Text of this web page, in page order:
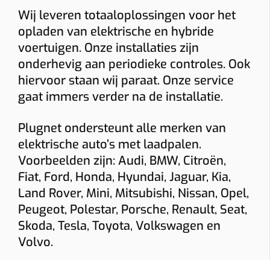
Wij leveren totaaloplossingen voor het
opladen van elektrische en hybride
voertuigen. Onze installaties zijn
onderhevig aan periodieke controles. Ook
hiervoor staan wij paraat. Onze service
gaat immers verder na de installatie.
Plugnet ondersteunt alle merken van
elektrische auto’s met laadpalen.
Voorbeelden zijn: Audi, BMW, Citroën,
Fiat, Ford, Honda, Hyundai, Jaguar, Kia,
Land Rover, Mini, Mitsubishi, Nissan, Opel,
Peugeot, Polestar, Porsche, Renault, Seat,
Skoda, Tesla, Toyota, Volkswagen en
Volvo.
Bidirectioneel 22 kW
Indicatieve totaalprijs
€ 1543 – € 1774 (incl. 6% btw)
Toestel: € 882
Installatie + materiaal: € 350 • Load balancing: € 87
Naam
E-mail
Telefoon